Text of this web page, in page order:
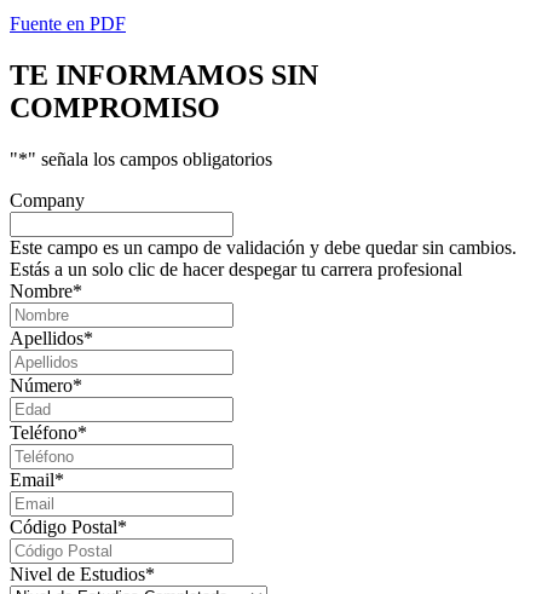
Fuente en PDF
TE INFORMAMOS SIN
COMPROMISO
"*" señala los campos obligatorios
Company
Este campo es un campo de validación y debe quedar sin cambios.
Estás a un solo clic de hacer despegar tu carrera profesional
Nombre*
Apellidos*
Número*
Teléfono*
Email*
Código Postal*
Nivel de Estudios*